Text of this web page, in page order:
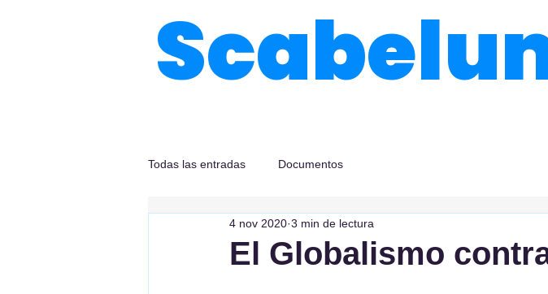
Todas las entradas Documentos
El Globalismo
4 nov 2020 3 min de lectura